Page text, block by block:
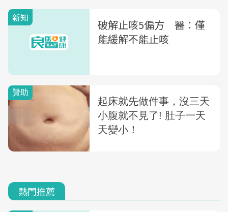
新知
破解止咳5偏方 醫：僅
能緩解不能止咳
熱門推薦